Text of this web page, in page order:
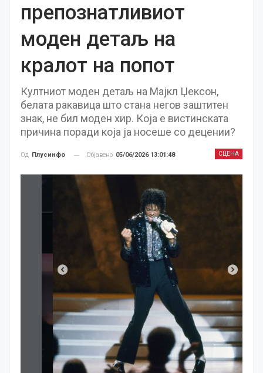
препознатливиот
моден детаљ на
кралот на попот
Култниот моден детаљ на Мајкл Џексон,
белата ракавица што стана негов заштитен
знак, не бил моден хир. Која е вистинската
причина поради која ја носеше со децении?
СЦЕНА
Од Плусинфо Објавено 05/06/2026 13:01:48